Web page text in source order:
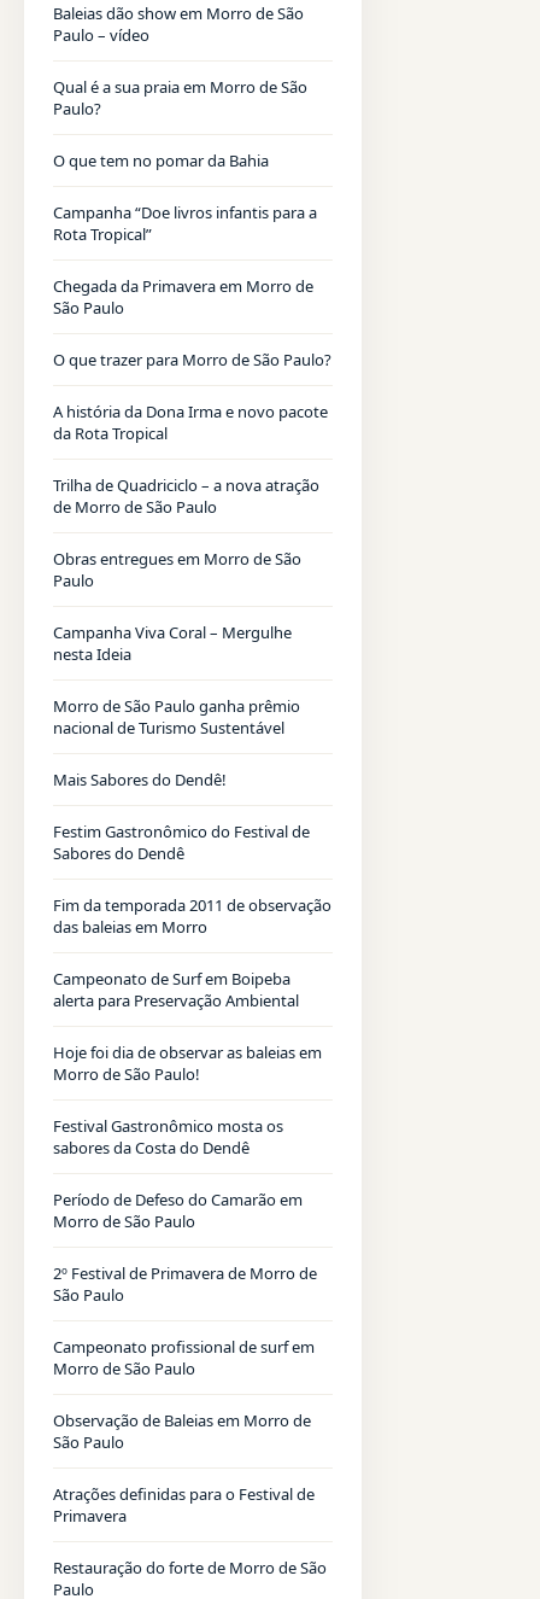
Baleias dão show em Morro de São
Paulo – vídeo
Qual é a sua praia em Morro de São
Paulo?
O que tem no pomar da Bahia
Campanha “Doe livros infantis para a
Rota Tropical”
Chegada da Primavera em Morro de
São Paulo
O que trazer para Morro de São Paulo?
A história da Dona Irma e novo pacote
da Rota Tropical
Trilha de Quadriciclo – a nova atração
de Morro de São Paulo
Obras entregues em Morro de São
Paulo
Campanha Viva Coral – Mergulhe
nesta Ideia
Morro de São Paulo ganha prêmio
nacional de Turismo Sustentável
Mais Sabores do Dendê!
Festim Gastronômico do Festival de
Sabores do Dendê
Fim da temporada 2011 de observação
das baleias em Morro
Campeonato de Surf em Boipeba
alerta para Preservação Ambiental
Hoje foi dia de observar as baleias em
Morro de São Paulo!
Festival Gastronômico mosta os
sabores da Costa do Dendê
Período de Defeso do Camarão em
Morro de São Paulo
2º Festival de Primavera de Morro de
São Paulo
Campeonato profissional de surf em
Morro de São Paulo
Observação de Baleias em Morro de
São Paulo
Atrações definidas para o Festival de
Primavera
Restauração do forte de Morro de São
Paulo